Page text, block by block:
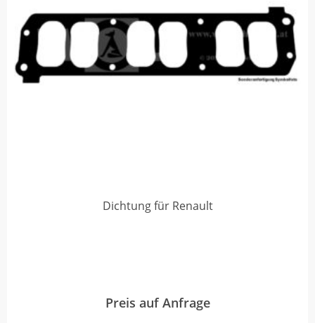
Dichtung für Renault
Preis auf Anfrage